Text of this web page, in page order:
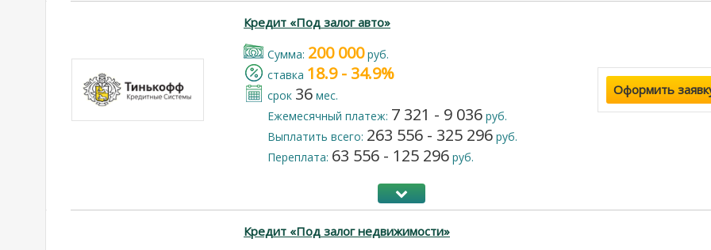
Кредит «Под залог авто»
Cумма: 200 000руб.
cтавка 18.9 - 34.9%
срок 36 мес.
Ежемесячный платеж: 7 321 - 9 036 руб.
Выплатить всего: 263 556 - 325 296 руб.
Переплата: 63 556 - 125 296 руб.
Оформить
Кредит «Под залог недвижимости»